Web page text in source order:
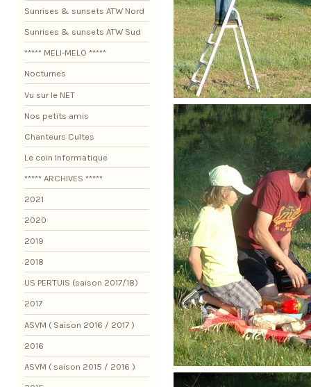
Sunrises & sunsets ATW Nord
Sunrises & sunsets ATW Sud
***** MELI-MELO *****
Nocturnes
Vu sur le NET
Nos petits amis
Chanteurs Cultes
Le coin Informatique
***** ARCHIVES *****
2021
2020
2019
2018
US PERTUIS (saison 2017/18)
2017
ASVM ( Saison 2016 / 2017 )
2016
ASVM ( saison 2015 / 2016 )